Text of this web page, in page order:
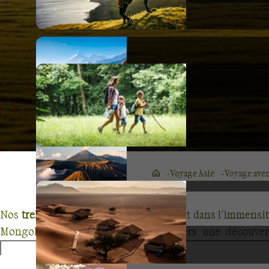
Voyage Asie Voyage
Nos treks en Mongolievous plongeront dans
Mongolie vous transporte toujours vers une
découvrirez en groupe de vertes prairies et de vastes